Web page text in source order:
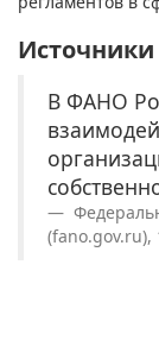
Источники
В ФАНО
(fano.gov.ru),